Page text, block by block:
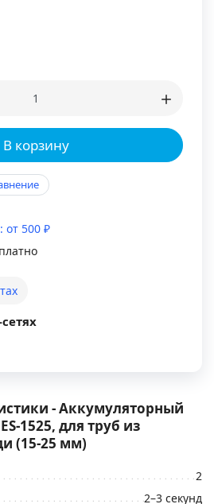
В корзину
от 500 ₽
- Аккумуляторный
1525, для труб из
(15-25 мм)
2
2–3 секунд